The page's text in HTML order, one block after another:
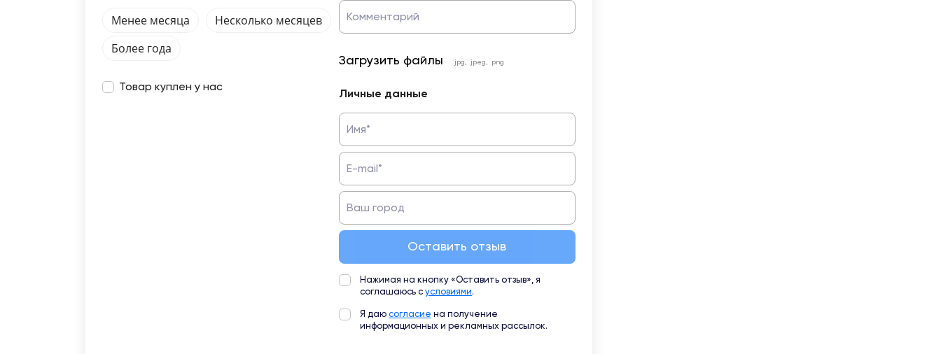
Менее месяца
Несколько месяцев
Более года
Товар куплен у нас
Комментарий
Загрузить файлы .jpg, .jpeg, .png
Личные данные
Имя*
E-mail*
Ваш город
Оставить отзыв
Нажимая на кнопку «Оставить отзыв», я
соглашаюсь с условиями.
Я даю согласие на получение
информационных и рекламных рассылок.